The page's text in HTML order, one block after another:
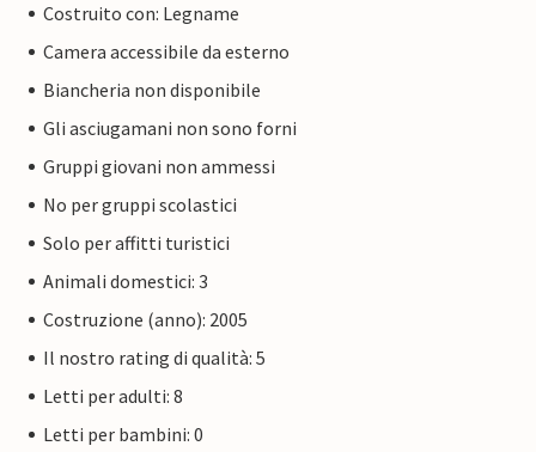
Costruito con: Legname
Camera accessibile da esterno
Biancheria non disponibile
Gli asciugamani non sono forni
Gruppi giovani non ammessi
No per gruppi scolastici
Solo per affitti turistici
Animali domestici: 3
Costruzione (anno): 2005
Il nostro rating di qualità: 5
Letti per adulti: 8
Letti per bambini: 0